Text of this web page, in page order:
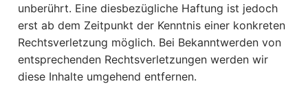
unberührt. Eine diesbezügliche Haftung ist jedoch
erst ab dem Zeitpunkt der Kenntnis einer konkreten
Rechtsverletzung möglich. Bei Bekanntwerden von
entsprechenden Rechtsverletzungen werden wir
diese Inhalte umgehend entfernen.